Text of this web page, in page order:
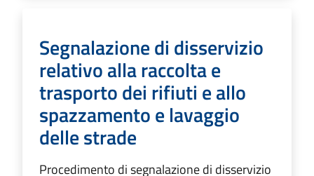
Segnalazione di disservizio
relativo alla raccolta e
trasporto dei rifiuti e allo
spazzamento e lavaggio
delle strade
Procedimento di segnalazione di disservizio